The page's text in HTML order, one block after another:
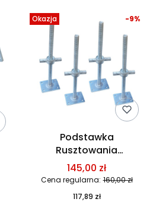
Okazja
Podstawka
Rusztowania
Warszawskie fi26mm
60cm Pełny Pręt 4
145,00 zł
Cena regularna: 160,00 zł
-9%
117,89 zł